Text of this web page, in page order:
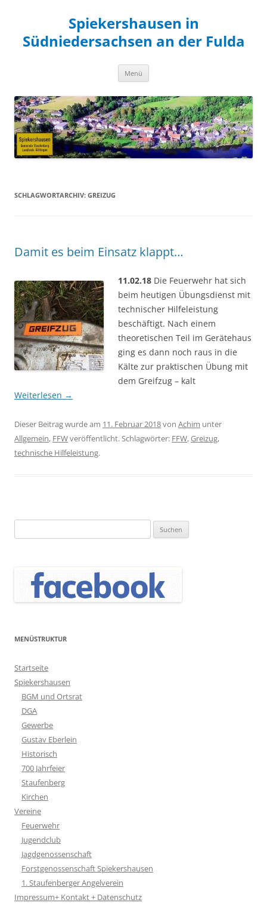
Spiekershausen in
Südniedersachsen an der Fulda
Menü
SCHLAGWORTARCHIV: GREIZUG
Damit es beim Einsatz klappt…
11.02.18 Die Feuerwehr hat sich
beim heutigen Übungsdienst mit
technischer Hilfeleistung
beschäftigt. Nach einem
theoretischen Teil im Gerätehaus
ging es dann noch raus in die
Kälte zur praktischen Übung mit
dem Greifzug – kalt
Weiterlesen →
Dieser Beitrag wurde am 11. Februar 2018von Achim unter
Allgemein, FFWveröffentlicht. Schlagwörter: FFW,Greizug,
technische Hilfeleistung.
nach:
MENÜSTRUKTUR
Startseite
Spiekershausen
BGM und Ortsrat
DGA
Gewerbe
Gustav Eberlein
Historisch
700 Jahrfeier
Staufenberg
Kirchen
Vereine
Feuerwehr
Jugendclub
Jagdgenossenschaft
Forstgenossenschaft Spiekershausen
1. Staufenberger Angelverein
Impressum+ Kontakt + Datenschutz